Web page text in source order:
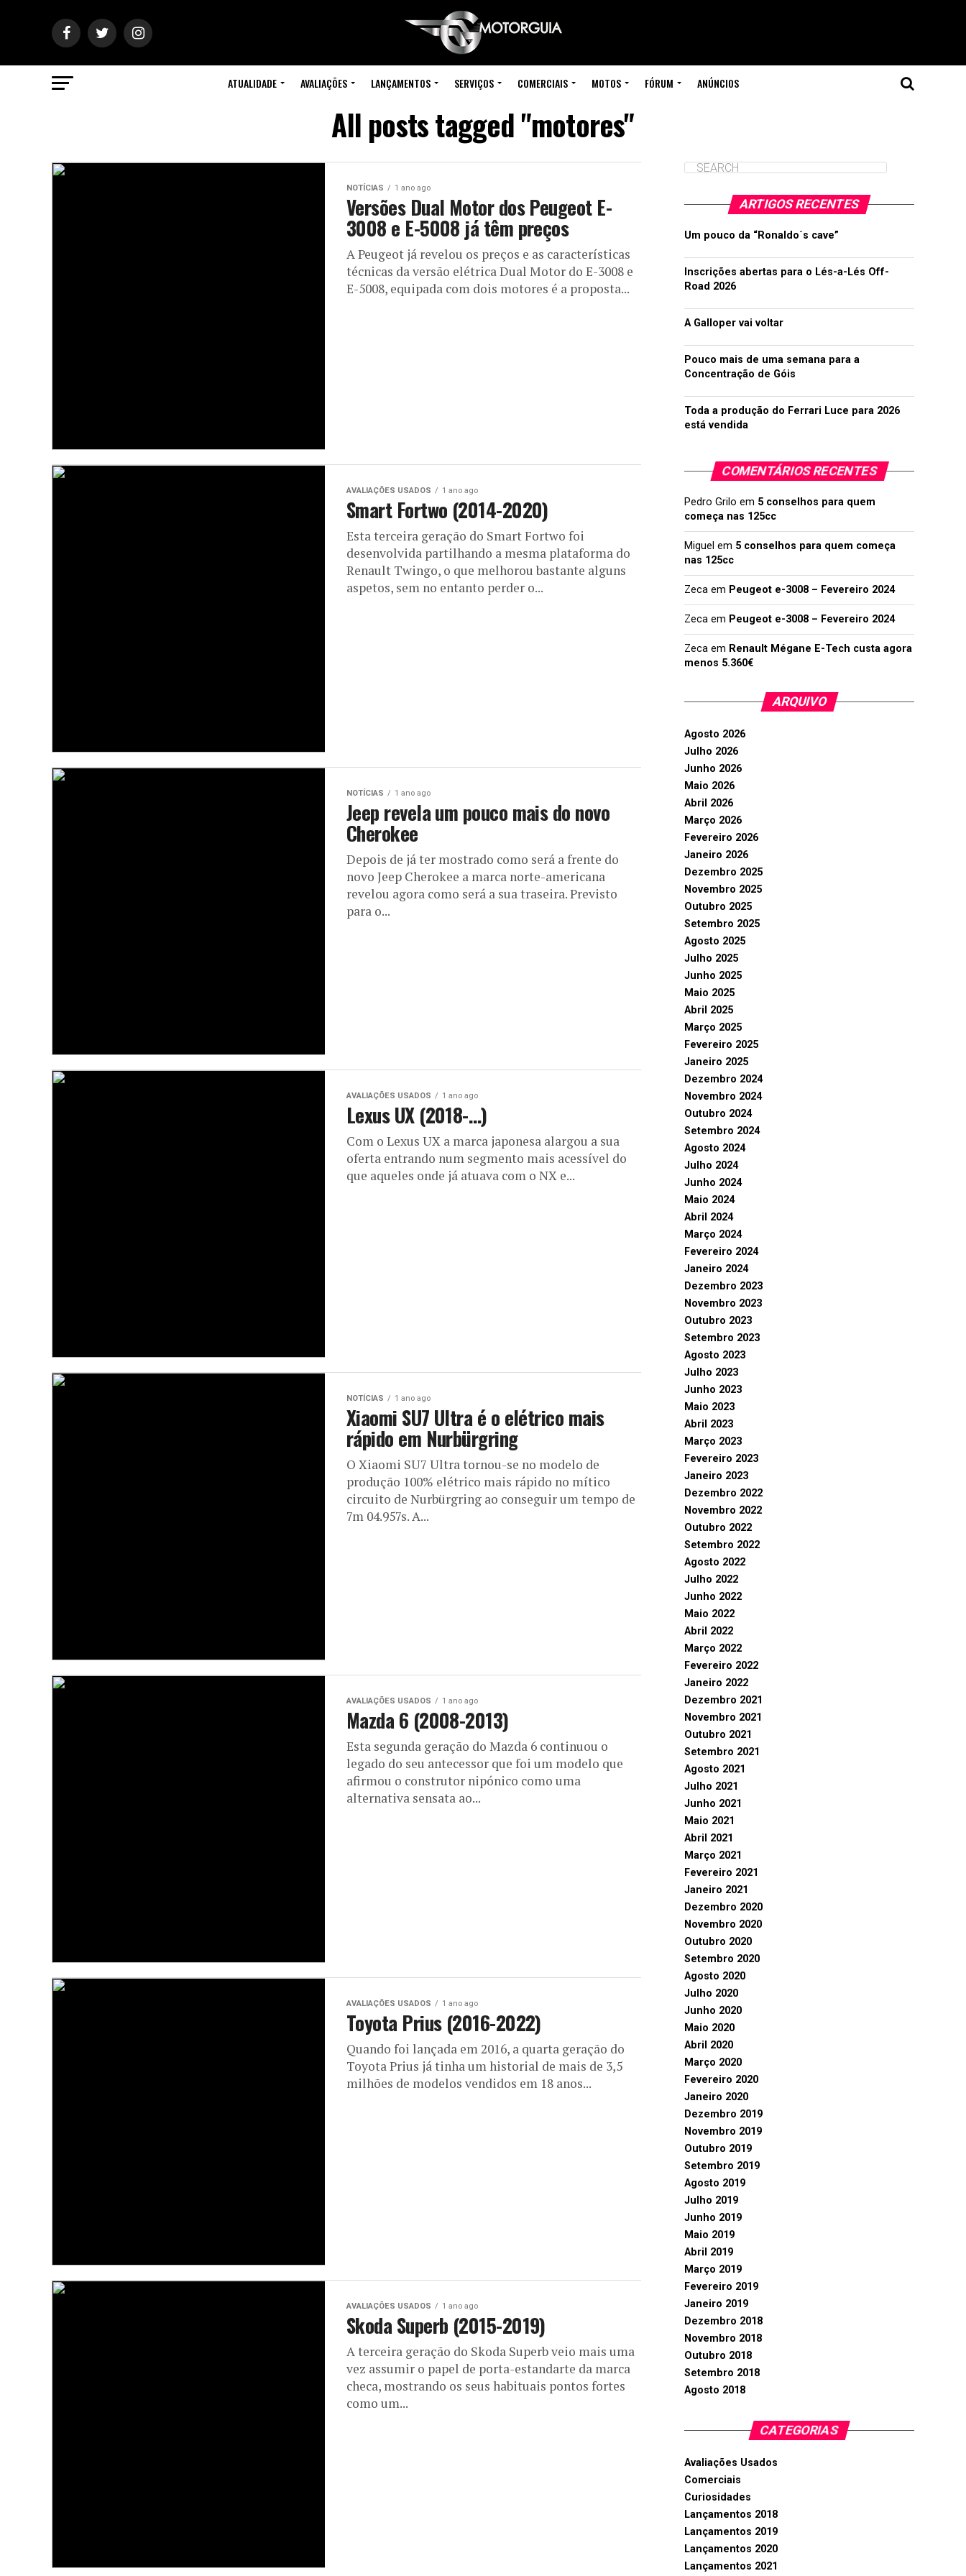
ATUALIDADE AVALIAÇÕES LANÇAMENTOS SERVIÇOS COMERCIAIS MOTOS FÓRUM ANÚNCIOS
All posts tagged "motores"
NOTÍCIAS 1 ano ago
Versões Dual Motor dos Peugeot E-
3008 e E-5008 já têm preços
A Peugeot já revelou os preços e as características
técnicas da versão elétrica Dual Motor do E-3008 e
E-5008, equipada com dois motores é a proposta...
AVALIAÇÕES USADOS 1 ano ago
Smart Fortwo (2014-2020)
Esta terceira geração do Smart Fortwo foi
desenvolvida partilhando a mesma plataforma do
Renault Twingo, o que melhorou bastante alguns
aspetos, sem no entanto perder o...
NOTÍCIAS 1 ano ago
Jeep revela um pouco mais do novo
Cherokee
Depois de já ter mostrado como será a frente do
novo Jeep Cherokee a marca norte-americana
revelou agora como será a sua traseira. Previsto
para o...
AVALIAÇÕES USADOS 1 ano ago
Lexus UX (2018-…)
Com o Lexus UX a marca japonesa alargou a sua
oferta entrando num segmento mais acessível do
que aqueles onde já atuava com o NX e...
NOTÍCIAS 1 ano ago
Xiaomi SU7 Ultra é o elétrico mais
rápido em Nurbürgring
O Xiaomi SU7 Ultra tornou-se no modelo de
produção 100% elétrico mais rápido no mítico
circuito de Nurbürgring ao conseguir um tempo de
7m 04.957s. A...
AVALIAÇÕES USADOS 1 ano ago
Mazda 6 (2008-2013)
Esta segunda geração do Mazda 6 continuou o
legado do seu antecessor que foi um modelo que
afirmou o construtor nipónico como uma
alternativa sensata ao...
AVALIAÇÕES USADOS 1 ano ago
Toyota Prius (2016-2022)
Quando foi lançada em 2016, a quarta geração do
Toyota Prius já tinha um historial de mais de 3,5
milhões de modelos vendidos em 18 anos...
AVALIAÇÕES USADOS 1 ano ago
Skoda Superb (2015-2019)
A terceira geração do Skoda Superb veio mais uma
vez assumir o papel de porta-estandarte da marca
checa, mostrando os seus habituais pontos fortes
como um...
ARTIGOS RECENTES
Um pouco da “Ronaldo´s cave”
Inscrições abertas para o Lés-a-Lés Off-
Road 2026
A Galloper vai voltar
Pouco mais de uma semana para a
Concentração de Góis
Toda a produção do Ferrari Luce para 2026
está vendida
COMENTÁRIOS RECENTES
Pedro Grilo em 5 conselhos para quem
começa nas 125cc
Miguel em 5 conselhos para quem começa
nas 125cc
Zeca em Peugeot e-3008 – Fevereiro 2024
Zeca em Peugeot e-3008 – Fevereiro 2024
Zeca em Renault Mégane E-Tech custa agora
menos 5.360€
ARQUIVO
Agosto 2026
Julho 2026
Junho 2026
Maio 2026
Abril 2026
Março 2026
Fevereiro 2026
Janeiro 2026
Dezembro 2025
Novembro 2025
Outubro 2025
Setembro 2025
Agosto 2025
Julho 2025
Junho 2025
Maio 2025
Abril 2025
Março 2025
Fevereiro 2025
Janeiro 2025
Dezembro 2024
Novembro 2024
Outubro 2024
Setembro 2024
Agosto 2024
Julho 2024
Junho 2024
Maio 2024
Abril 2024
Março 2024
Fevereiro 2024
Janeiro 2024
Dezembro 2023
Novembro 2023
Outubro 2023
Setembro 2023
Agosto 2023
Julho 2023
Junho 2023
Maio 2023
Abril 2023
Março 2023
Fevereiro 2023
Janeiro 2023
Dezembro 2022
Novembro 2022
Outubro 2022
Setembro 2022
Agosto 2022
Julho 2022
Junho 2022
Maio 2022
Abril 2022
Março 2022
Fevereiro 2022
Janeiro 2022
Dezembro 2021
Novembro 2021
Outubro 2021
Setembro 2021
Agosto 2021
Julho 2021
Junho 2021
Maio 2021
Abril 2021
Março 2021
Fevereiro 2021
Janeiro 2021
Dezembro 2020
Novembro 2020
Outubro 2020
Setembro 2020
Agosto 2020
Julho 2020
Junho 2020
Maio 2020
Abril 2020
Março 2020
Fevereiro 2020
Janeiro 2020
Dezembro 2019
Novembro 2019
Outubro 2019
Setembro 2019
Agosto 2019
Julho 2019
Junho 2019
Maio 2019
Abril 2019
Março 2019
Fevereiro 2019
Janeiro 2019
Dezembro 2018
Novembro 2018
Outubro 2018
Setembro 2018
Agosto 2018
CATEGORIAS
Avaliações Usados
Comerciais
Curiosidades
Lançamentos 2018
Lançamentos 2019
Lançamentos 2020
Lançamentos 2021